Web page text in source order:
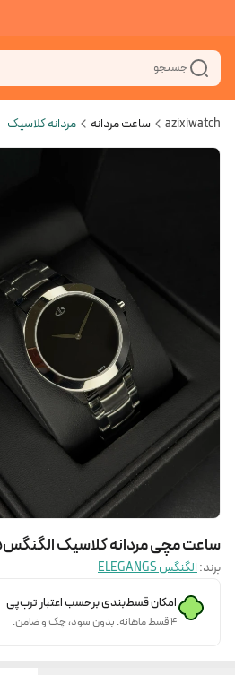
جستجو
azixiwatch ساعت مردانه مردانه کلاسیک
ساعت مچی مردانه کلاسیک الگنگسELEGANGS SP8225
برند:الگنگس ELEGANGS
امکان قسط‌بندی برحسب اعتبار ترب‌پی
۴ قسط ماهانه. بدون سود، چک و ضامن.